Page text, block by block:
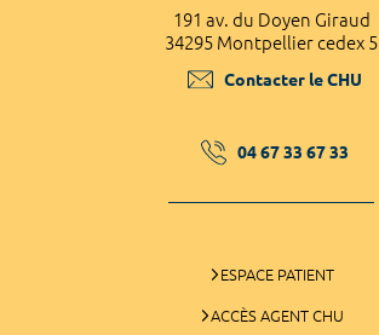
191 av. du Doyen Giraud
34295 Montpellier cedex 5
Contacter le CHU
04 67 33 67 33
ESPACE PATIENT
ACCÈS AGENT CHU